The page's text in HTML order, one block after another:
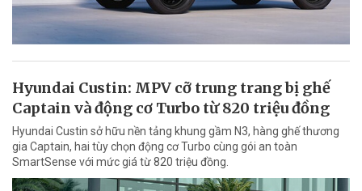
Hyundai Custin: MPV cỡ trung trang bị ghế
Captain và động cơ Turbo từ 820 triệu đồng
Hyundai Custin sở hữu nền tảng khung gầm N3, hàng ghế thương
gia Captain, hai tùy chọn động cơ Turbo cùng gói an toàn
SmartSense với mức giá từ 820 triệu đồng.